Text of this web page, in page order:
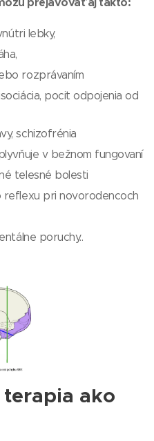
lebky,
rozprávaním
pocit odpojenia od
schizofrénia
v bežnom fungovaní
telesné bolesti
reflexu pri novorodencoch
poruchy..
ako